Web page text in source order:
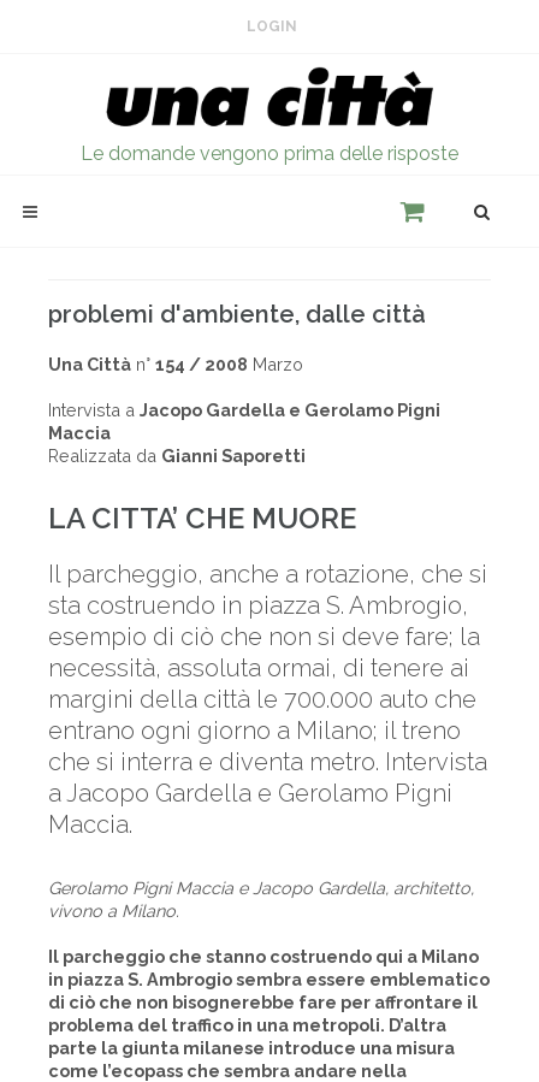
LOGIN
Le domande vengono prima delle risposte
problemi d'ambiente, dalle città
Una Città n° 154 / 2008 Marzo
Intervista a Jacopo Gardella e Gerolamo Pigni
Maccia
Realizzata da Gianni Saporetti
LA CITTA’ CHE MUORE
Il parcheggio, anche a rotazione, che si
sta costruendo in piazza S. Ambrogio,
esempio di ciò che non si deve fare; la
necessità, assoluta ormai, di tenere ai
margini della città le 700.000 auto che
entrano ogni giorno a Milano; il treno
che si interra e diventa metro. Intervista
a Jacopo Gardella e Gerolamo Pigni
Maccia.
Gerolamo Pigni Maccia e Jacopo Gardella, architetto,
vivono a Milano.
Il parcheggio che stanno costruendo qui a Milano
in piazza S. Ambrogio sembra essere emblematico
di ciò che non bisognerebbe fare per affrontare il
problema del traffico in una metropoli. D’altra
parte la giunta milanese introduce una misura
come l’ecopass che sembra andare nella